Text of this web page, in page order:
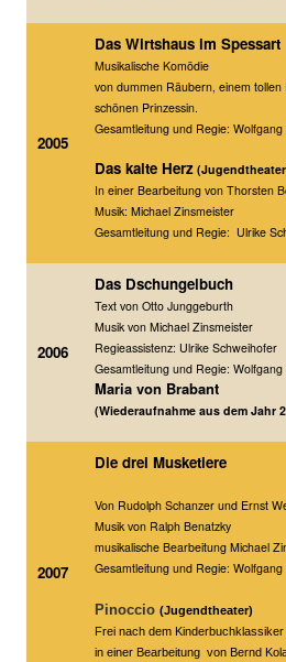
2005
Das Wirtshaus im Spessart
Musikalische Komödie
von dummen Räubern, einem
schönen Prinzessin.
Gesamtleitung und Regie: Wolfgang
Das kalte Herz
In einer Bearbeitung von Thorsten
Musik: Michael Zinsmeister
Gesamtleitung und Regie: Ulrike
2006
Das Dschungelbuch
Text von Otto Junggeburth
Musik von Michael Zinsmeister
Regieassistenz: Ulrike Schweihofer
Gesamtleitung und Regie: Wolfgang
Maria von Brabant
(Wiederaufnahme aus dem Jahr
2007
Die drei Musketiere
Von Rudolph Schanzer und Ernst
Musik von Ralph Benatzky
musikalische Bearbeitung Michael
Gesamtleitung und Regie: Wolfgang
Pinoccio (Jugendtheater)
Frei nach dem
in einer Bearbeitung von Bernd